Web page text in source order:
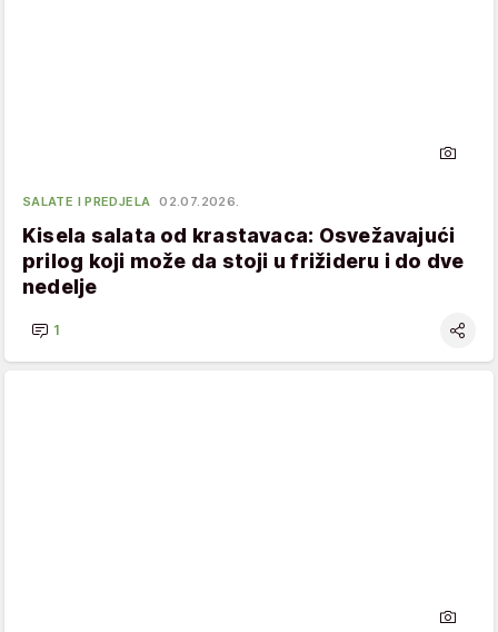
SALATE I PREDJELA 02.07.2026.
Kisela salata od krastavaca: Osvežavajući
prilog koji može da stoji u frižideru i do dve
nedelje
1